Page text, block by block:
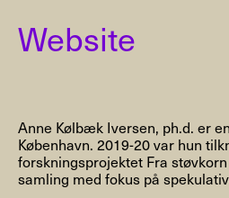
Website
Anne Kølbæk Iversen, ph.d. er
København. 2019-20 var hun
forskningsprojektet Fra
samling med fokus på